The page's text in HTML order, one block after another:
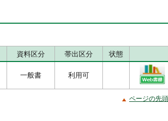
資料区分 帯出区分 状態
一般書 利用可
ページの先